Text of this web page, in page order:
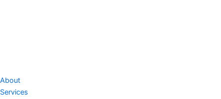
About
Services